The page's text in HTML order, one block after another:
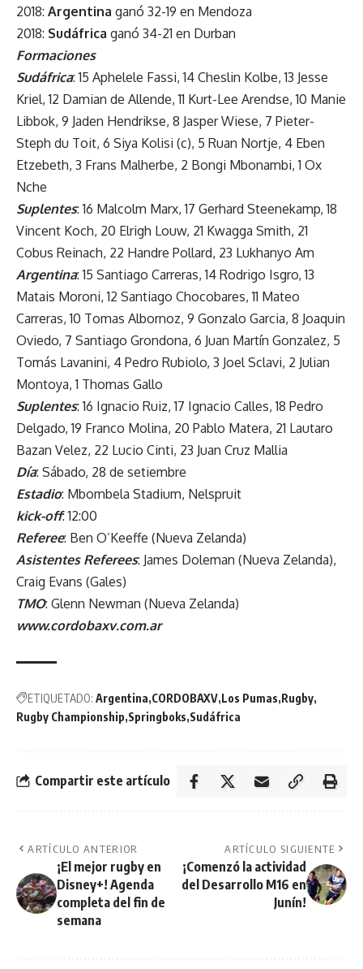
2018: Argentina ganó 32-19 en Mendoza
2018: Sudáfrica ganó 34-21 en Durban
Formaciones
Sudáfrica: 15 Aphelele Fassi, 14 Cheslin Kolbe, 13 Jesse
Kriel, 12 Damian de Allende, 11 Kurt-Lee Arendse, 10 Manie
Libbok, 9 Jaden Hendrikse, 8 Jasper Wiese, 7 Pieter-
Steph du Toit, 6 Siya Kolisi (c), 5 Ruan Nortje, 4 Eben
Etzebeth, 3 Frans Malherbe, 2 Bongi Mbonambi, 1 Ox
Nche
Suplentes: 16 Malcolm Marx, 17 Gerhard Steenekamp, 18
Vincent Koch, 20 Elrigh Louw, 21 Kwagga Smith, 21
Cobus Reinach, 22 Handre Pollard, 23 Lukhanyo Am
Argentina: 15 Santiago Carreras, 14 Rodrigo Isgro, 13
Matais Moroni, 12 Santiago Chocobares, 11 Mateo
Carreras, 10 Tomas Albornoz, 9 Gonzalo Garcia, 8 Joaquin
Oviedo, 7 Santiago Grondona, 6 Juan Martín Gonzalez, 5
Tomás Lavanini, 4 Pedro Rubiolo, 3 Joel Sclavi, 2 Julian
Montoya, 1 Thomas Gallo
Suplentes: 16 Ignacio Ruiz, 17 Ignacio Calles, 18 Pedro
Delgado, 19 Franco Molina, 20 Pablo Matera, 21 Lautaro
Bazan Velez, 22 Lucio Cinti, 23 Juan Cruz Mallia
Día: Sábado, 28 de setiembre
Estadio: Mbombela Stadium, Nelspruit
kick-off: 12:00
Referee: Ben O’Keeffe (Nueva Zelanda)
Asistentes Referees: James Doleman (Nueva Zelanda),
Craig Evans (Gales)
TMO: Glenn Newman (Nueva Zelanda)
www.cordobaxv.com.ar
ETIQUETADO: Argentina CORDOBAXV Los Pumas Rugby
Rugby Championship Springboks Sudáfrica
Compartir este artículo
ARTÍCULO ANTERIOR
¡El mejor rugby en
Disney+! Agenda
completa del fin de
semana
ARTÍCULO SIGUIENTE
¡Comenzó la actividad
del Desarrollo M16 en
Junín!